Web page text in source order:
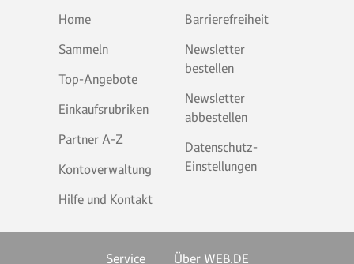
Home
Sammeln
Top-Angebote
Einkaufsrubriken
Partner A-Z
Kontoverwaltung
Hilfe und Kontakt
Barrierefreiheit
Newsletter
bestellen
Newsletter
abbestellen
Datenschutz-
Einstellungen
Service Über WEB.DE